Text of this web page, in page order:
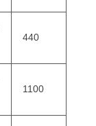
440
1100